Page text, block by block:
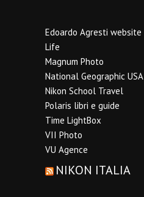
Edoardo Agresti website
Life
Magnum Photo
National Geographic USA
Nikon School Travel
Polaris libri e guide
Time LightBox
VII Photo
VU Agence
NIKON ITALIA